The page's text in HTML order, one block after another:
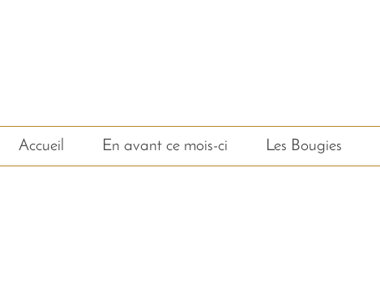
Accueil En avant ce mois-ci Les Bougies